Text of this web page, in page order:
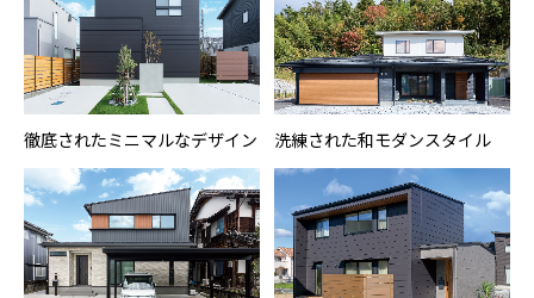
徹底されたミニマルなデザイン 洗練された和モダンスタイル